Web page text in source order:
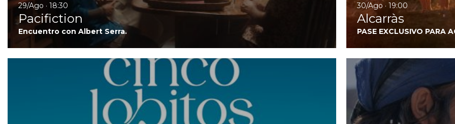
29/Ago · 18:30
Pacifiction
Encuentro con Albert Serra.
30/Ago · 19:00
Alcarràs
PASE EXCLUSIVO PARA
Ir a Cinco Lobitos